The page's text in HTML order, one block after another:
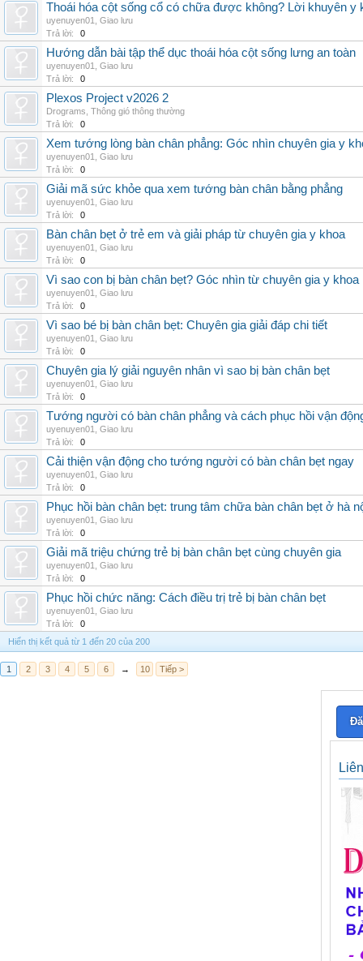
Thoái hóa cột sống cổ có chữa được không? Lời khuyên y
uyenuyen01
Giao lưu
Trả lời:
0
Hướng dẫn bài tập thể dục thoái hóa cột sống lưng an toàn
uyenuyen01
Giao lưu
Trả lời:
0
Plexos Project v2026 2
Drograms Thông gió thông thường
Trả lời:
0
Xem tướng lòng bàn chân phẳng: Góc nhìn chuyên gia y
uyenuyen01
Giao lưu
Trả lời:
0
Giải mã sức khỏe qua xem tướng bàn chân bằng phẳng
uyenuyen01
Giao lưu
Trả lời:
0
Bàn chân bẹt ở trẻ em và giải pháp từ chuyên gia y khoa
uyenuyen01
Giao lưu
Trả lời:
0
Vì sao con bị bàn chân bẹt? Góc nhìn từ chuyên gia y khoa
uyenuyen01
Giao lưu
Trả lời:
0
Vì sao bé bị bàn chân bẹt: Chuyên gia giải đáp chi tiết
uyenuyen01
Giao lưu
Trả lời:
0
Chuyên gia lý giải nguyên nhân vì sao bị bàn chân bẹt
uyenuyen01
Giao lưu
Trả lời:
0
Tướng người có bàn chân phẳng và cách phục hồi vận
uyenuyen01
Giao lưu
Trả lời:
0
Cải thiện vận động cho tướng người có bàn chân bẹt ngay
uyenuyen01
Giao lưu
Trả lời:
0
Phục hồi bàn chân bẹt: trung tâm chữa bàn chân bẹt ở hà
uyenuyen01
Giao lưu
Trả lời:
0
Giải mã triệu chứng trẻ bị bàn chân bẹt cùng chuyên gia
uyenuyen01
Giao lưu
Trả lời:
0
Phục hồi chức năng: Cách điều trị trẻ bị bàn chân bẹt
uyenuyen01
Giao lưu
Trả lời:
0
Hiển thị kết quả từ 1 đến 20 của 200
1 2 3 4 5 6 → 10 Tiếp >